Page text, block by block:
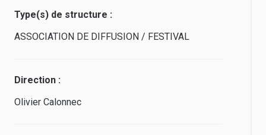
Type(s) de structure :
ASSOCIATION DE DIFFUSION / FESTIVAL
Direction :
Olivier Calonnec